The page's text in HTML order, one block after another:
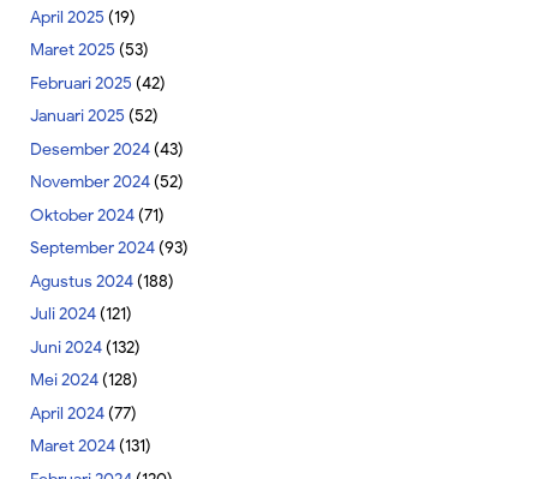
April 2025 (19)
Maret 2025 (53)
Februari 2025 (42)
Januari 2025 (52)
Desember 2024(43)
November 2024(52)
Oktober 2024(71)
September 2024(93)
Agustus 2024(188)
Juli 2024(121)
Juni 2024(132)
Mei 2024(128)
April 2024(77)
Maret 2024(131)